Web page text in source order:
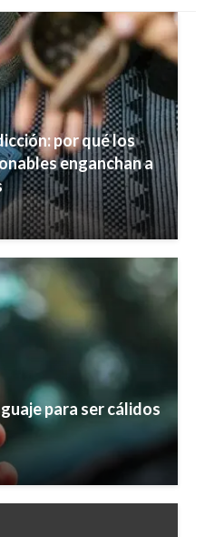
por qué los
enganchan a
para ser cálidos